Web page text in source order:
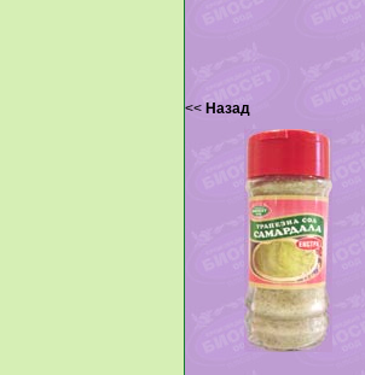
<< Назад